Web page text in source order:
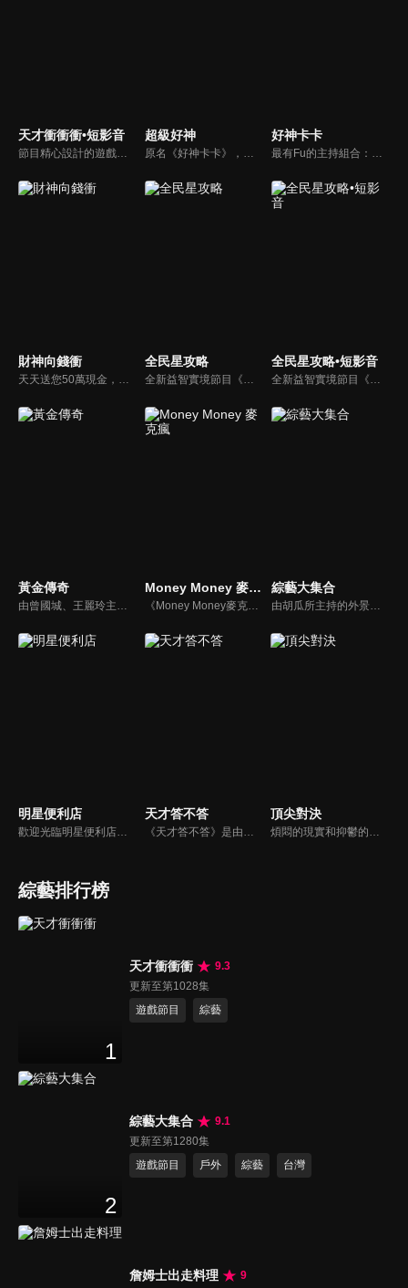
天才衝衝衝•短影音 超級好神 好神卡卡
財神向錢衝
天天送您50萬現金，還有汽車大獎！不考智力、體力，挑戰家人、同事、同學、朋友互相了解的成渡和共同生活經驗。快來參加《財神向前衝》大獎通通送給您。
全民星攻略
全新益智實境節目《全民星攻略》，由館長曾國城擔任把關者，考驗著每個來挑戰九宮格益智遊戲藝人明星。想要攻略九宮格關卡，透過創意聯想、邏輯推理、理想分析，才有機會獲取智慧星幣，帶走夢幻大獎。
全民星攻略•短影音
全新益智實境節目《全民星攻略》，由館長曾國城擔任把關者，考驗著每個來挑戰九宮格益智遊戲藝人明星。想要攻略九宮格關卡，透過創意聯想、邏輯推理、理想分析，才有機會獲取智慧星幣，帶走夢幻大獎。
黃金傳奇
由曾國城、王麗玲主持，許多人記憶中的經典外景綜藝節目之一。每次闖關成功的隊伍，可獲得藏寶圖；拼湊出完整藏寶圖者，可憑著藏寶圖提示至寶箱放置處；最後以正確寶箱之正確答案鑰匙開啟成功者，除隊長本身外的每位參賽者，即可獲得價值新台幣5萬元之黃金金牌。
Money Money 麥克瘋
《Money Money麥克瘋》節目強調不比音準、不比音色，也不比外型、外貌、氣質、長相等如何，只強調只要歌詞記得牢，就可以參加比賽。
綜藝大集合
由胡瓜所主持的外景綜藝節目，秉持著「幸福好運到，獎金送夠夠」的精神，和眾多藝人與鄉親同樂玩遊戲拿獎金，介紹各地的人文、美食、特產等，提供豐富多元的內容，不間斷的笑料，讓您忘卻一切煩惱、開懷大笑。
明星便利店
歡迎光臨明星便利店！你覺得便利店裡面有什麼？關東煮？茶葉蛋？還是讓你尖叫的大明星？一家擁有明星的便利店，到底有多稀奇，你會不會想要光臨呢？
天才答不答
《天才答不答》是由吳宗憲和吳怡霈共同主持的益智節目。節目設立高額的獎金來考驗藝人們真實的人性，同時將題目立體化，讓你身歷其境去冒險答題。更有哪些出乎意料的處罰，讓藝人羞愧的不想再答錯！一個最接近「人性」與「真實」的益智節目，現在就讓吳宗憲帶你輕鬆玩轉知識。
頂尖對決
煩悶的現實和抑鬱的社會，你需要的就是笑、大聲笑、開口笑，《頂尖對決》就要你笑到落ㄟ骸，最具綜藝實力的庹宗康，和喜感十足的納豆各自領軍對抗，藝人搞笑pk笑果十足，《頂尖對決》讓你忘掉一週煩惱！
綜藝排行榜
1
天才衝衝衝
9.3
更新至第1028集
遊戲節目
綜藝
2
綜藝大集合
9.1
更新至第1280集
遊戲節目
戶外 綜藝 台灣
詹姆士出走料理
9